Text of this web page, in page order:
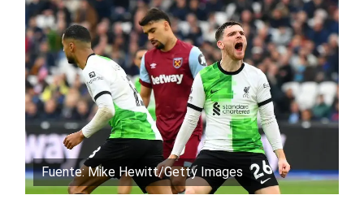
Fuente: Mike Hewitt/Getty Images